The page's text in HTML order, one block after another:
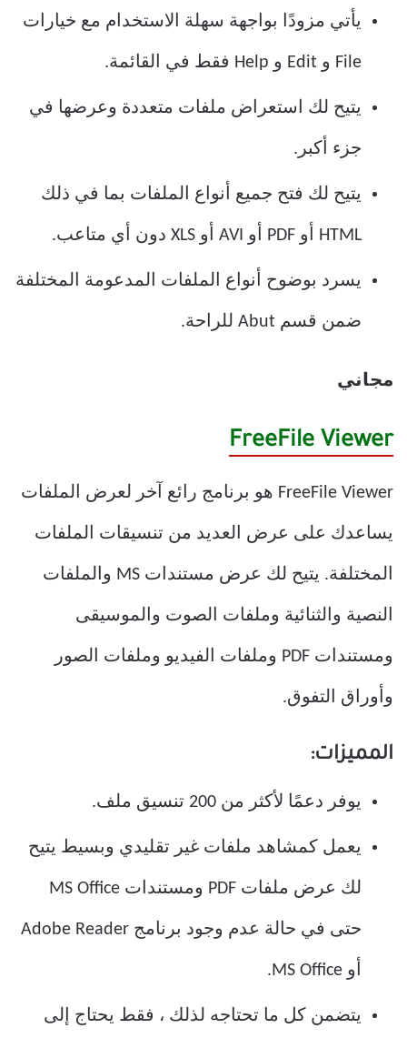
يأتي مزودًا بواجهة سهلة الاستخدام مع خيارات
File و Edit و Help فقط في القائمة.
يتيح لك استعراض ملفات متعددة وعرضها في
جزء أكبر.
يتيح لك فتح جميع أنواع الملفات بما في ذلك
HTML أو PDF أو AVI أو XLS دون أي متاعب.
يسرد بوضوح أنواع الملفات المدعومة المختلفة
ضمن قسم Abut للراحة.
مجاني
FreeFile Viewer
FreeFile Viewer هو برنامج رائع آخر لعرض الملفات
يساعدك على عرض العديد من تنسيقات الملفات
المختلفة. يتيح لك عرض مستندات MS والملفات
النصية والثنائية وملفات الصوت والموسيقى
ومستندات PDF وملفات الفيديو وملفات الصور
وأوراق التفوق.
المميزات:
يوفر دعمًا لأكثر من 200 تنسيق ملف.
يعمل كمشاهد ملفات غير تقليدي وبسيط يتيح
لك عرض ملفات PDF ومستندات MS Office
حتى في حالة عدم وجود برنامج Adobe Reader
أو MS Office.
يتضمن كل ما تحتاجه لذلك ، فقط يحتاج إلى